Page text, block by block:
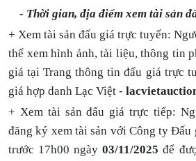
- Thời gian, địa điểm xem tài sản
+ Xem tài sản đấu giá trực tuyến:
thể xem hình ảnh, tài liệu, thông tin
giá tạiTrang thông tin đấu giá trực
giá hợp danh Lạc Việt -
+ Xem tài sản đấu giá trực tiếp:
đăng ký xem tài sản với Công ty Đấu
trước 17h00 ngày03/11/2025 để